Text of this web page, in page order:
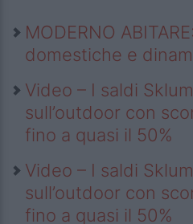
MODERNO
domestiche e
Video – I saldi
sull’outdoor con
fino a quasi il 50%
Video – I saldi
sull’outdoor con
fino a quasi il 50%